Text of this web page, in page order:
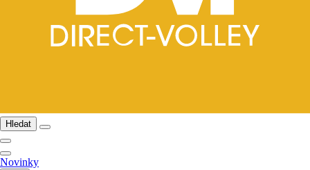
Hledat
Novinky